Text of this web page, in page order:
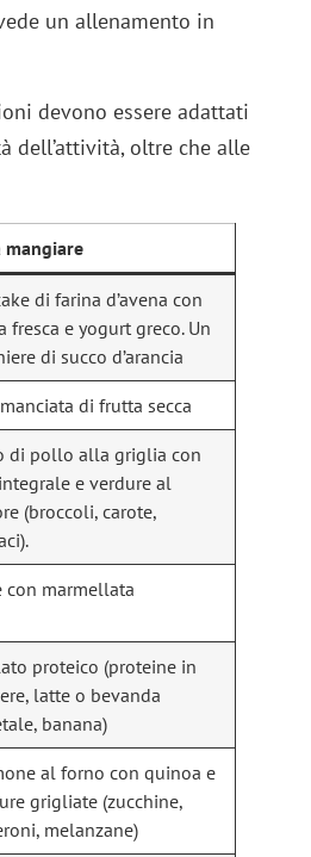
un allenamento in
devono essere adattati
dell’attività, oltre che alle
mangiare
di farina d’avena con
fresca e yogurt greco. Un
di succo d’arancia
di frutta secca
di pollo alla griglia con
e verdure al
(broccoli, carote,
con marmellata
proteico (proteine in
latte o bevanda
banana)
al forno con quinoa e
grigliate (zucchine,
melanzane)